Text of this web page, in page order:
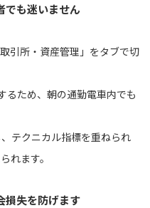
でも迷いません
引所・資産管理」をタブで切
るため、朝の通勤電車内でも
テクニカル指標を重ねられ
れます。
損失を防げます